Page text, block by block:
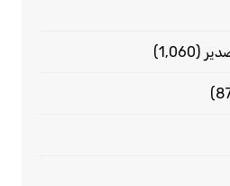
(1٬060)